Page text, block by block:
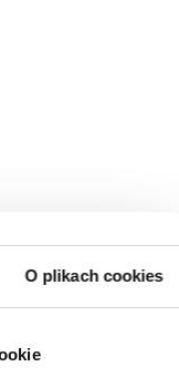
O plikach cookies